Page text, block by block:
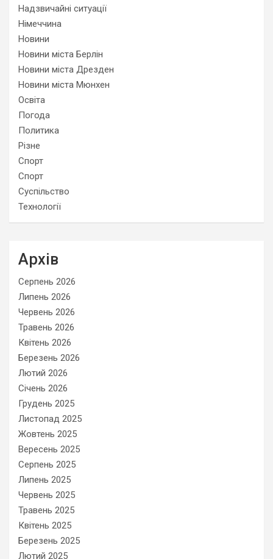
Надзвичайні ситуації
Німеччина
Новини
Новини міста Берлін
Новини міста Дрезден
Новини міста Мюнхен
Освіта
Погода
Политика
Різне
Спорт
Спорт
Суспільство
Технології
Архів
Серпень 2026
Липень 2026
Червень 2026
Травень 2026
Квітень 2026
Березень 2026
Лютий 2026
Січень 2026
Грудень 2025
Листопад 2025
Жовтень 2025
Вересень 2025
Серпень 2025
Липень 2025
Червень 2025
Травень 2025
Квітень 2025
Березень 2025
Лютий 2025